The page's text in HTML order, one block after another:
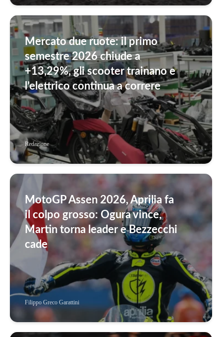
Mercato due ruote: il primo
semestre 2026 chiude a
+13,29%, gli scooter trainano e
l’elettrico continua a correre
Redazione
MotoGP Assen 2026, Aprilia fa
il colpo grosso: Ogura vince,
Martin torna leader e Bezzecchi
cade
Filippo Greco Garattini